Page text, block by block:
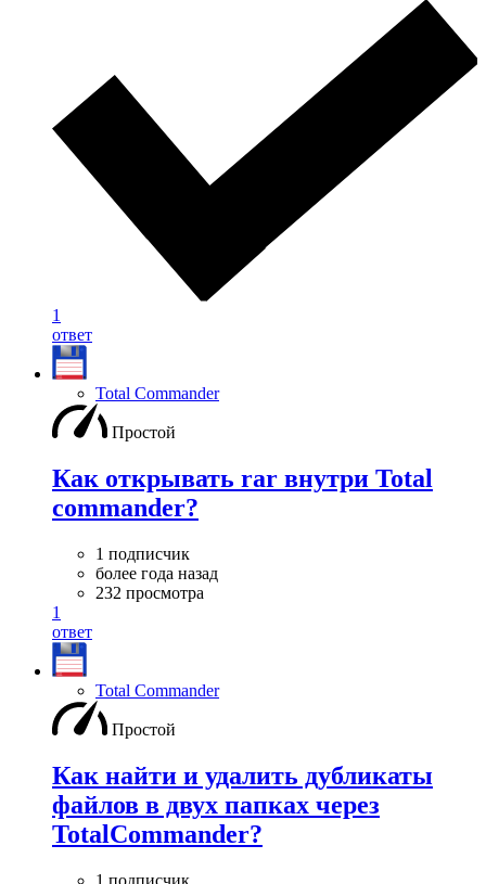
1
ответ
Total Commander
Простой
Как открывать rar внутри Total
commander?
1 подписчик
более года назад
232 просмотра
1
ответ
Total Commander
Простой
Как найти и удалить дубликаты
файлов в двух папках через
TotalCommander?
1 подписчик